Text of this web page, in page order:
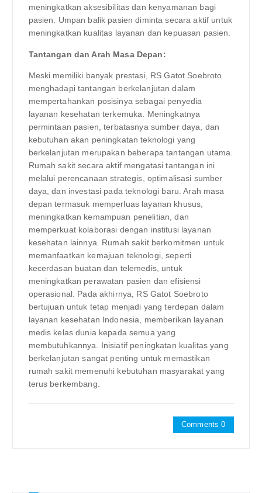
meningkatkan aksesibilitas dan kenyamanan bagi
pasien. Umpan balik pasien diminta secara aktif untuk
meningkatkan kualitas layanan dan kepuasan pasien.
Tantangan dan Arah Masa Depan:
Meski memiliki banyak prestasi, RS Gatot Soebroto
menghadapi tantangan berkelanjutan dalam
mempertahankan posisinya sebagai penyedia
layanan kesehatan terkemuka. Meningkatnya
permintaan pasien, terbatasnya sumber daya, dan
kebutuhan akan peningkatan teknologi yang
berkelanjutan merupakan beberapa tantangan utama.
Rumah sakit secara aktif mengatasi tantangan ini
melalui perencanaan strategis, optimalisasi sumber
daya, dan investasi pada teknologi baru. Arah masa
depan termasuk memperluas layanan khusus,
meningkatkan kemampuan penelitian, dan
memperkuat kolaborasi dengan institusi layanan
kesehatan lainnya. Rumah sakit berkomitmen untuk
memanfaatkan kemajuan teknologi, seperti
kecerdasan buatan dan telemedis, untuk
meningkatkan perawatan pasien dan efisiensi
operasional. Pada akhirnya, RS Gatot Soebroto
bertujuan untuk tetap menjadi yang terdepan dalam
layanan kesehatan Indonesia, memberikan layanan
medis kelas dunia kepada semua yang
membutuhkannya. Inisiatif peningkatan kualitas yang
berkelanjutan sangat penting untuk memastikan
rumah sakit memenuhi kebutuhan masyarakat yang
terus berkembang.
Comments 0